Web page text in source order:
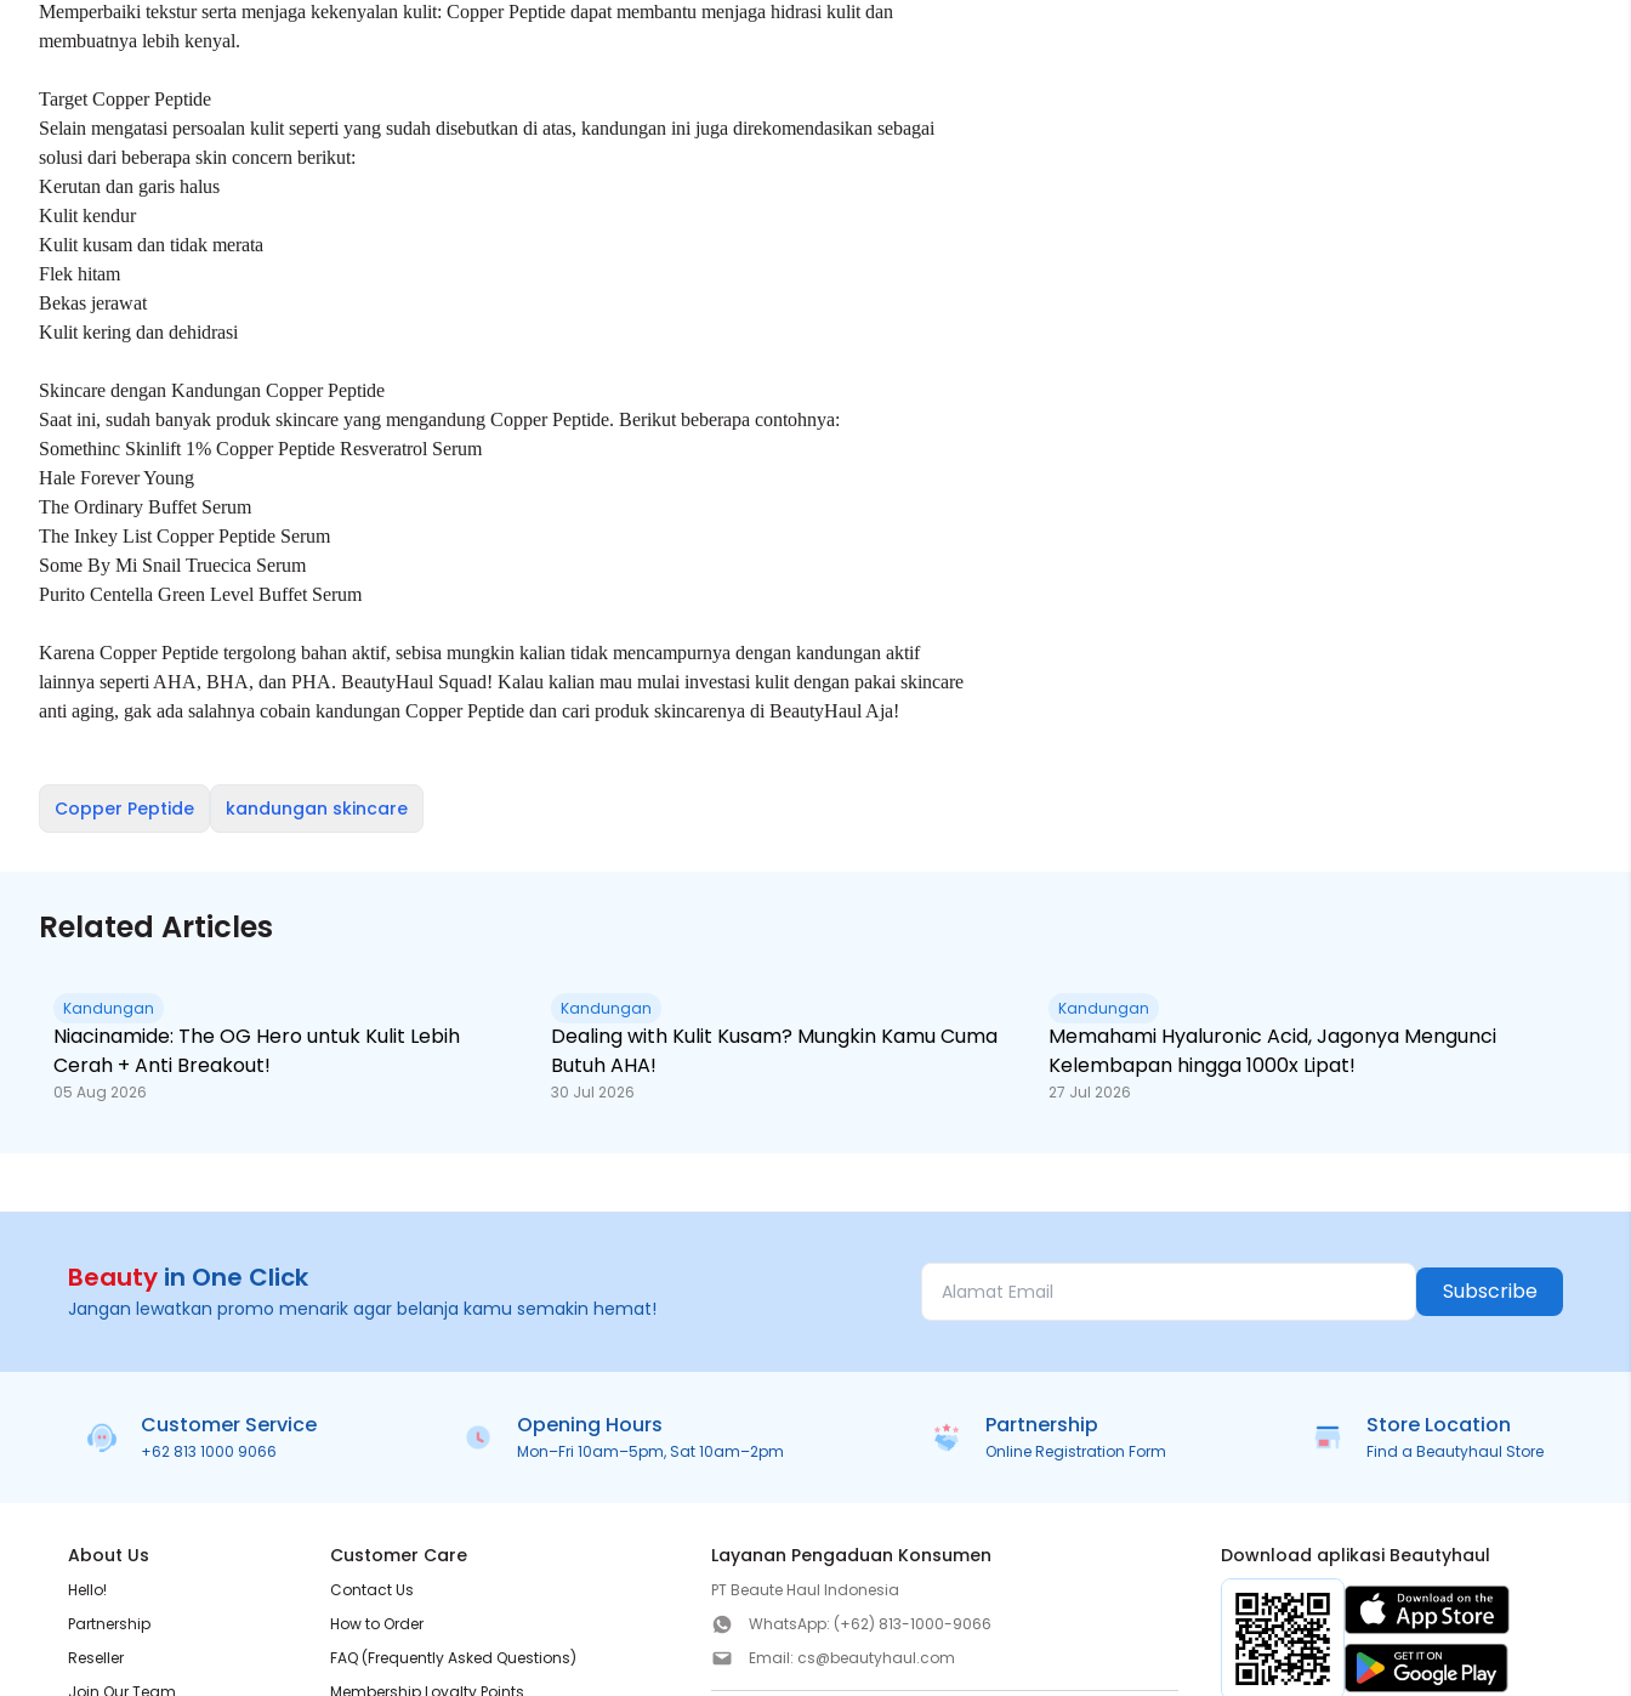
Memperbaiki tekstur serta menjaga kekenyalan kulit: Copper Peptide dapat membantu menjaga hidrasi kulit dan
membuatnya lebih kenyal.
Target Copper Peptide
Selain mengatasi persoalan kulit seperti yang sudah disebutkan di atas, kandungan ini juga direkomendasikan sebagai
solusi dari beberapa skin concern berikut:
Kerutan dan garis halus
Kulit kendur
Kulit kusam dan tidak merata
Flek hitam
Bekas jerawat
Kulit kering dan dehidrasi
Skincare dengan Kandungan Copper Peptide
Saat ini, sudah banyak produk skincare yang mengandung Copper Peptide. Berikut beberapa contohnya:
Somethinc Skinlift 1% Copper Peptide Resveratrol Serum
Hale Forever Young
The Ordinary Buffet Serum
The Inkey List Copper Peptide Serum
Some By Mi Snail Truecica Serum
Purito Centella Green Level Buffet Serum
Karena Copper Peptide tergolong bahan aktif, sebisa mungkin kalian tidak mencampurnya dengan kandungan aktif
lainnya seperti AHA, BHA, dan PHA. BeautyHaul Squad! Kalau kalian mau mulai investasi kulit dengan pakai skincare
anti aging, gak ada salahnya cobain kandungan Copper Peptide dan cari produk skincarenya di BeautyHaul Aja!
Copper Peptide kandungan skincare
Related Articles
Kandungan
Niacinamide: The OG Hero untuk Kulit Lebih
Cerah + Anti Breakout!
05 Aug 2026
Kandungan
Dealing with Kulit Kusam? Mungkin Kamu Cuma
Butuh AHA!
30 Jul 2026
Kandungan
Memahami Hyaluronic Acid, Jagonya Mengunci
Kelembapan hingga 1000x Lipat!
27 Jul 2026
Beauty in One Click
Jangan lewatkan promo menarik agar belanja kamu semakin hemat!
Subscribe
Customer Service
+62 813 1000 9066
Opening Hours
Mon–Fri 10am–5pm, Sat 10am–2pm
Partnership
Online Registration Form
Store Location
Find a Beautyhaul Store
About Us
Hello!
Partnership
Reseller
Join Our Team
Customer Care
Contact Us
How to Order
FAQ (Frequently Asked Questions)
Membership Loyalty Points
Layanan Pengaduan Konsumen
PT Beaute Haul Indonesia
WhatsApp: (+62) 813-1000-9066
Email: cs@beautyhaul.com
Download aplikasi Beautyhaul